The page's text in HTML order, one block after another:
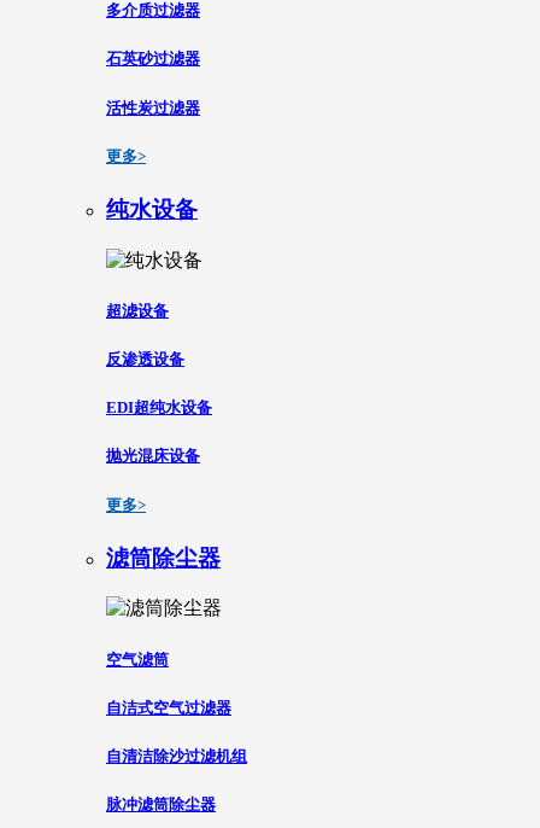
多介质过滤器
石英砂过滤器
活性炭过滤器
更多>
纯水设备
超滤设备
反渗透设备
EDI超纯水设备
抛光混床设备
更多>
滤筒除尘器
空气滤筒
自洁式空气过滤器
自清洁除沙过滤机组
脉冲滤筒除尘器